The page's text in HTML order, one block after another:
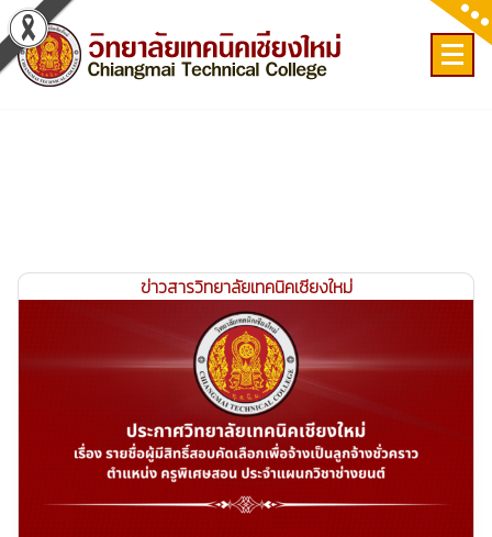
Skip
to
content
ข่าวสารวิทยาลัยเทคนิคเชียงใหม่